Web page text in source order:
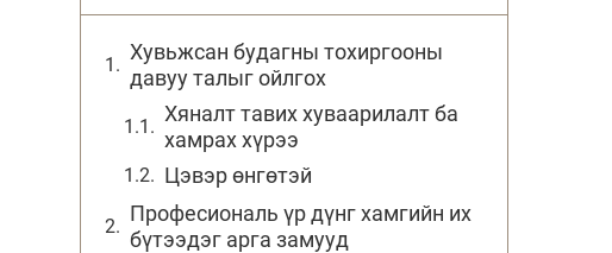
Хувьжсан будагны тохиргооны
давуу талыг ойлгох
Хяналт тавих хуваарилалт ба
хамрах хүрээ
Цэвэр өнгөтэй
Професиональ үр дүнг хамгийн их
бүтээдэг арга замууд